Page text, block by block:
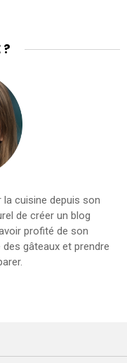
?
cuisine depuis son
de créer un blog
profité de son
gâteaux et prendre